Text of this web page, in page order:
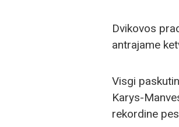
Dvikovos
antrajame
Visgi
Karys-
rekordine